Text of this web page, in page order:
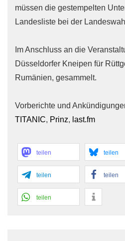
müssen die gestempelten
Landesliste bei der
Im Anschluss an die
Düsseldorfer Kneipen für
Rumänien, gesammelt.
Vorberichte und
TITANIC, Prinz, last.fm
teilen teilen
teilen teilen
teilen